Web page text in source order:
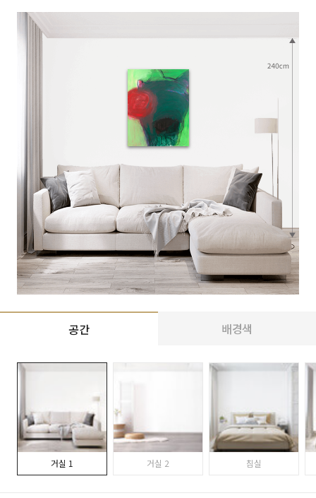
공간 배경색
거실 1 거실 2 침실